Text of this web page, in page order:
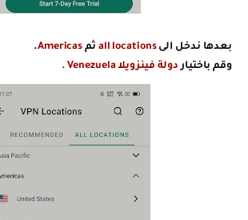
بعدها ندخل الىall locations ثم Americas
.
وقم باختيار دولة فينزويلا Venezuela .